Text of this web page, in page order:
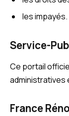
les impayés.
Service-
Ce portail
administratives
France